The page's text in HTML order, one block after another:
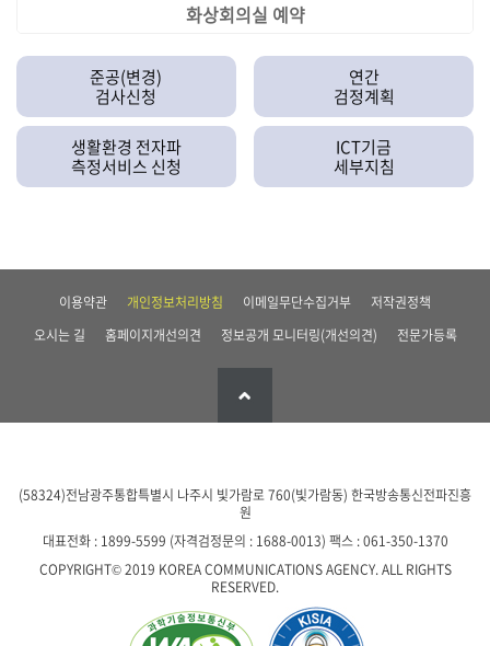
화상회의실 예약
준공(변경)
검사신청
연간
검정계획
생활환경 전자파
측정서비스 신청
ICT기금
세부지침
이용약관 개인정보처리방침 이메일무단수집거부
저작권정책
오시는 길
홈페이지개선의견 정보공개 모니터링(개선의견) 전문가등록
(58324)전남광주통합특별시 나주시 빛가람로 760(빛가람동) 한국방송통신전파진흥
원
대표전화 : 1899-5599 (자격검정문의 : 1688-0013) 팩스 : 061-350-1370
COPYRIGHT© 2019 KOREA COMMUNICATIONS AGENCY. ALL RIGHTS
RESERVED.